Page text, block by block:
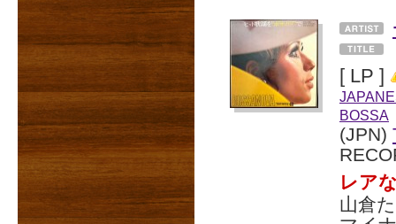
[ LP ]
BOSSA
(JPN)
レア
山倉